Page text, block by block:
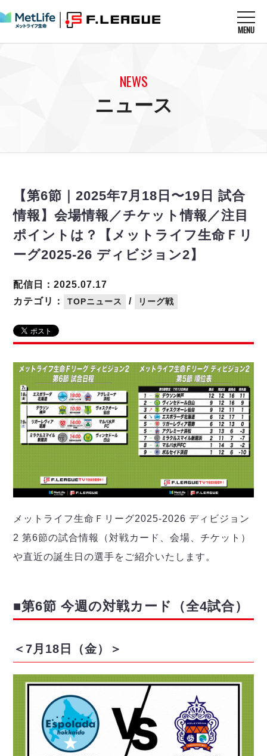
MENU
U-23選抜
メディア情報
フットサル日本代表
その他
戦績表
警告・退場・出場停止選手
個人ランキング｜ゴール
個人ランキング｜シュート
個人ランキング｜シュート成功率
メットライフ生命Ｆ２リーグ
試合日程
戦績表
警告・退場・出場停止選手
個人ランキング｜ゴール
個人ランキング｜シュート
個人ランキング｜シュート成功率
個人ランキング｜第2PK
メットライフ生命Ｆリーグカップ 2026
大会概要
アリーナ情報
チケット情報
エスポラーダ北海道
バルドラール浦安
フウガドールすみだ
しながわシティ
ペスカドーラ町田
湘南ベルマーレ
名古屋オーシャンズ
シュライカー大阪
ボルクバレット北九州
バサジィ大分
メットライフ生命Ｆ２リーグ
ヴォスクオーレ仙台
マルバ水戸FC
リガーレヴィア葛飾
Y．S．C．C．横浜
アグレミーナ浜松
デウソン神戸
ポルセイド浜田
アリーナ情報 ARENA
リーグ概要
日本フットサルリーグについて
リーグ要項
クラブライセンス関連
アリーナ観戦マナー&ルール
過去の記録 ARCHIVE
過去の試合記録
ディビジョン1 試合記録
ディビジョン2 試合記録
Ｆリーグカップ 試合記録
リーグ統計データ
記念ゴール
ハットトリック
選手の通算記録（Ｆ１）
エスポラーダ北海道
フウガドールすみだ
しながわシティ
ペスカドーラ町田
湘南ベルマーレ
ボアルース長野
名古屋オーシャンズ
シュライカー大阪
ボルクバレット北九州
バサジィ大分
ABeam AWARD
DIVISION01
DIVISION02
FOLLOW US!
NEWS
ニュース
【第6節｜2025年7月18日〜19日 試合
情報】会場情報／チケット情報／注目
ポイントは？【メットライフ生命Ｆリ
ーグ2025-26 ディビジョン2】
カテゴリ： TOPニュース / リーグ戦
配信日：2025.07.17
メットライフ生命Ｆリーグ2025-2026 ディビジョン
2 第6節の試合情報（対戦カード、会場、チケット）
や直近の誕生日の選手をご紹介いたします。
■第6節 今週の対戦カード（全4試合）
＜7月18日（金）＞